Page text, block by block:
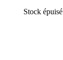
Stock épuisé